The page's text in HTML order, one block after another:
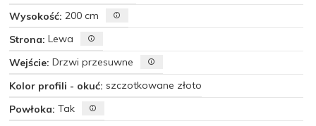
Wysokość: 200 cm
Strona: Lewa
Wejście: Drzwi przesuwne
Kolor profili - okuć: szczotkowane złoto
Powłoka: Tak